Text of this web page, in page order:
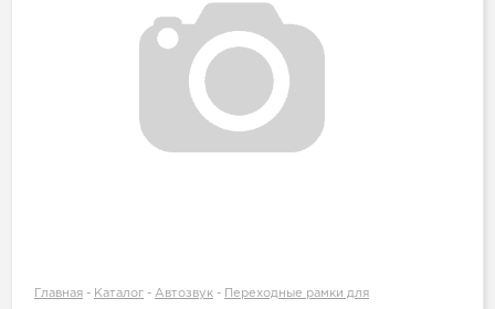
Главная - Каталог - Автозвук -
Переходные рамки для